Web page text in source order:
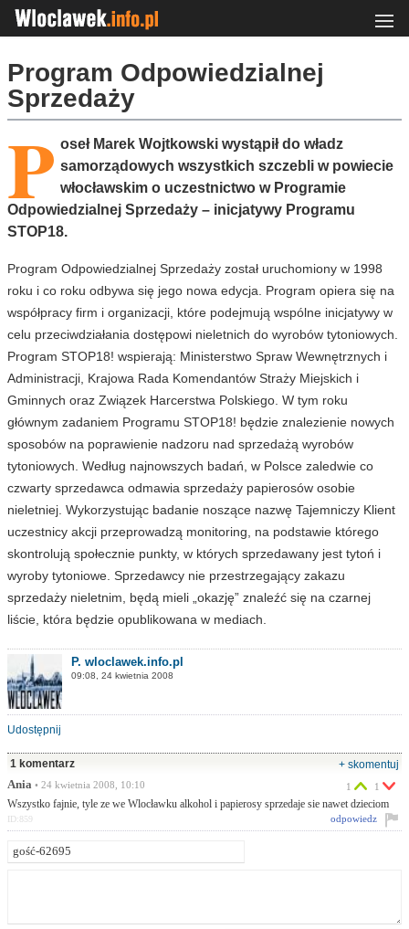
Program Odpowiedzialnej
Sprzedaży
P oseł Marek Wojtkowski wystąpił do władz
samorządowych wszystkich szczebli w powiecie
włocławskim o uczestnictwo w Programie
Odpowiedzialnej Sprzedaży – inicjatywy Programu
STOP18.
Program Odpowiedzialnej Sprzedaży został uruchomiony w 1998
roku i co roku odbywa się jego nowa edycja. Program opiera się na
współpracy firm i organizacji, które podejmują wspólne inicjatywy w
celu przeciwdziałania dostępowi nieletnich do wyrobów tytoniowych.
Program STOP18! wspierają: Ministerstwo Spraw Wewnętrznych i
Administracji, Krajowa Rada Komendantów Straży Miejskich i
Gminnych oraz Związek Harcerstwa Polskiego. W tym roku
głównym zadaniem Programu STOP18! będzie znalezienie nowych
sposobów na poprawienie nadzoru nad sprzedażą wyrobów
tytoniowych. Według najnowszych badań, w Polsce zaledwie co
czwarty sprzedawca odmawia sprzedaży papierosów osobie
nieletniej. Wykorzystując badanie noszące nazwę Tajemniczy Klient
uczestnicy akcji przeprowadzą monitoring, na podstawie którego
skontrolują społecznie punkty, w których sprzedawany jest tytoń i
wyroby tytoniowe. Sprzedawcy nie przestrzegający zakazu
sprzedaży nieletnim, będą mieli „okazję” znaleźć się na czarnej
liście, która będzie opublikowana w mediach.
P. wloclawek.info.pl
09:08, 24 kwietnia 2008
Udostępnij
1 komentarz
+ skomentuj
Ania • 24 kwietnia 2008, 10:10
Wszystko fajnie, tyle ze we Wlocławku alkohol i papierosy sprzedaje sie nawet dzieciom
1 1
odpowiedz
ID:859